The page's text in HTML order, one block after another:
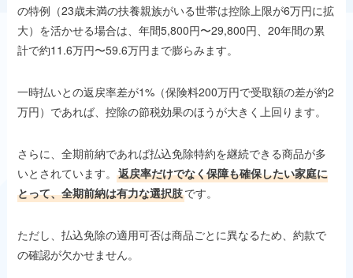
の特例（23歳未満の扶養親族がいる世帯は控除上限が6万円に拡
大）を活かせる場合は、年間5,800円〜29,800円、20年間の累
計で約11.6万円〜59.6万円まで膨らみます。
一時払いとの返戻率差が1%（保険料200万円で受取額の差が約2
万円）であれば、控除の節税効果のほうが大きく上回ります。
さらに、全期前納であれば払込免除特約を継続できる商品が多
いとされています。返戻率だけでなく保障も確保したい家庭に
とって、全期前納は有力な選択肢です。
ただし、払込免除の適用可否は商品ごとに異なるため、約款で
の確認が欠かせません。